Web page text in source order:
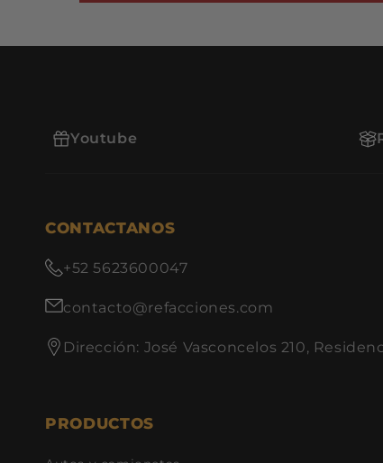
Youtube
CONTACTANOS
+52 5623600047
contacto@refacciones.com
Dirección: José Vasconcelos 210,
PRODUCTOS